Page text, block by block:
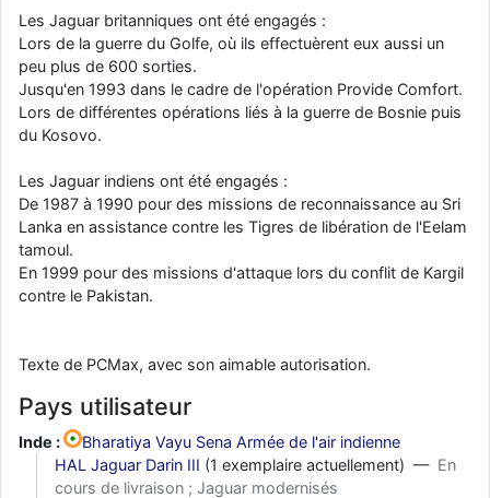
Les Jaguar britanniques ont été engagés :
Lors de la guerre du Golfe, où ils effectuèrent eux aussi un
peu plus de 600 sorties.
Jusqu'en 1993 dans le cadre de l'opération Provide Comfort.
Lors de différentes opérations liés à la guerre de Bosnie puis
du Kosovo.
Les Jaguar indiens ont été engagés :
De 1987 à 1990 pour des missions de reconnaissance au Sri
Lanka en assistance contre les Tigres de libération de l'Eelam
tamoul.
En 1999 pour des missions d'attaque lors du conflit de Kargil
contre le Pakistan.
Texte de PCMax, avec son aimable autorisation.
Pays utilisateur
Inde :
Bharatiya Vayu Sena Armée de l'air indienne
HAL Jaguar Darin III (1 exemplaire actuellement) — En
cours de livraison ; Jaguar modernisés